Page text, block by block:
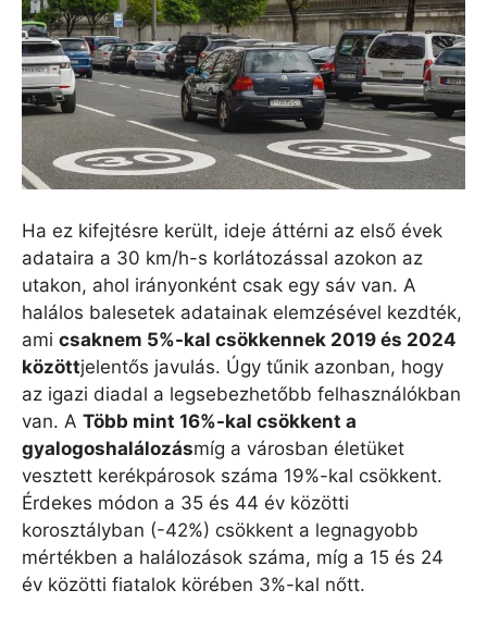
Ha ez kifejtésre került, ideje áttérni az első évek
adataira a 30 km/h-s korlátozással azokon az
utakon, ahol irányonként csak egy sáv van. A
halálos balesetek adatainak elemzésével kezdték,
ami csaknem 5%-kal csökkennek 2019 és 2024
közöttjelentős javulás. Úgy tűnik azonban, hogy
az igazi diadal a legsebezhetőbb felhasználókban
van. A Több mint 16%-kal csökkent a
gyalogoshalálozásmíg a városban életüket
vesztett kerékpárosok száma 19%-kal csökkent.
Érdekes módon a 35 és 44 év közötti
korosztályban (-42%) csökkent a legnagyobb
mértékben a halálozások száma, míg a 15 és 24
év közötti fiatalok körében 3%-kal nőtt.